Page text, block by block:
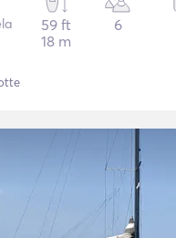
59 ft
18 m
6